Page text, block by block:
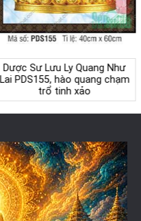
Dược Sư Lưu Ly Quang Như
Lai PDS155, hào quang chạm
trổ tinh xảo